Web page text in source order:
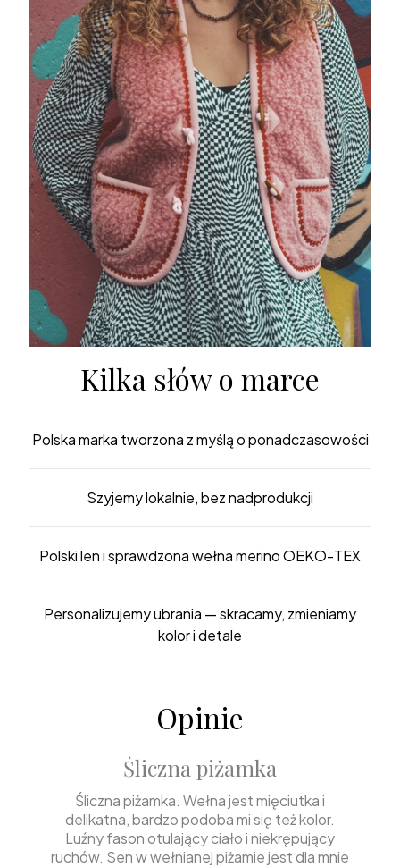
Kilka słów o marce
Polska marka tworzona z myślą o ponadczasowości
Szyjemy lokalnie, bez nadprodukcji
Polski len i sprawdzona wełna merino OEKO-TEX
Personalizujemy ubrania — skracamy, zmieniamy
kolor i detale
Opinie
Śliczna piżamka
Śliczna piżamka. Wełna jest mięciutka i
delikatna, bardzo podoba mi się też kolor.
Luźny fason otulający ciało i niekrępujący
ruchów. Sen w wełnianej piżamie jest dla mnie